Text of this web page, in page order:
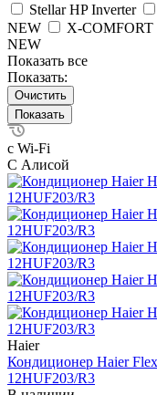
Stellar HP Inverter
NEW
X-COMFORT
NEW
Показать все
Показать:
Очистить
с Wi-Fi
С Алисой
Haier
Кондиционер Haier
12HUF203/R3